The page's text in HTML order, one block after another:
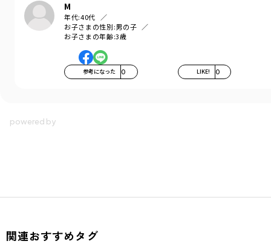
M
年代:40代
お子さまの性別:男の子
お子さまの年齢:3歳
参考になった 0 LIKE! 0
関連おすすめタグ